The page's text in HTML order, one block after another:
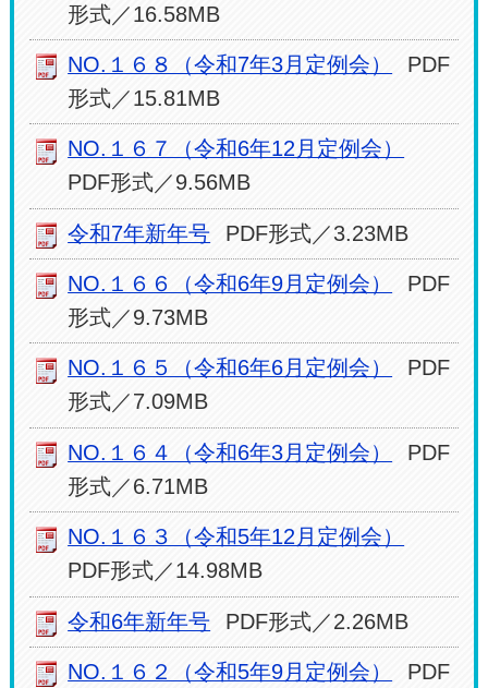
形式／16.58MB
NO.１６８（令和7年3月定例会）
PDF
形式／15.81MB
NO.１６７（令和6年12月定例会）
PDF形式／9.56MB
令和7年新年号 PDF形式／3.23MB
NO.１６６（令和6年9月定例会）
PDF
形式／9.73MB
NO.１６５（令和6年6月定例会）
PDF
形式／7.09MB
NO.１６４（令和6年3月定例会）
PDF
形式／6.71MB
NO.１６３（令和5年12月定例会）
PDF形式／14.98MB
令和6年新年号 PDF形式／2.26MB
NO.１６２（令和5年9月定例会）
PDF